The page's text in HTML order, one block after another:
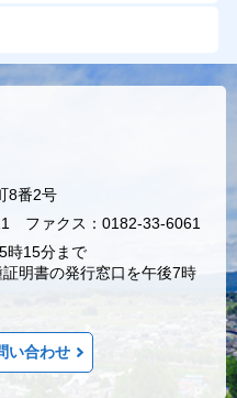
8番2号
ファクス：0182-33-6061
時15分まで
証明書の発行窓口を午後7時
い合わせ